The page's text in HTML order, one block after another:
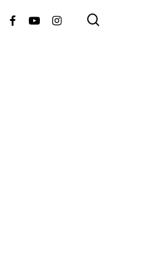
FacebookYoutubeInstagram